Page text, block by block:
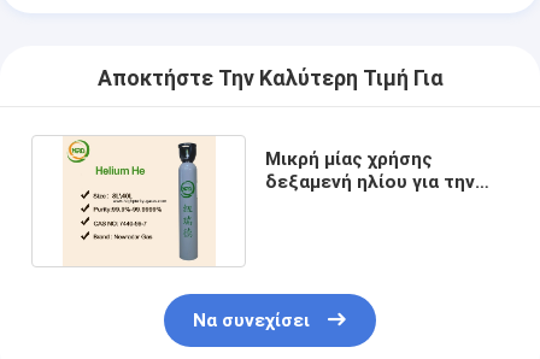
Αποκτήστε Την Καλύτερη Τιμή Για
Μικρή μίας χρήσης
δεξαμενή ηλίου για την
Να συνεχίσει